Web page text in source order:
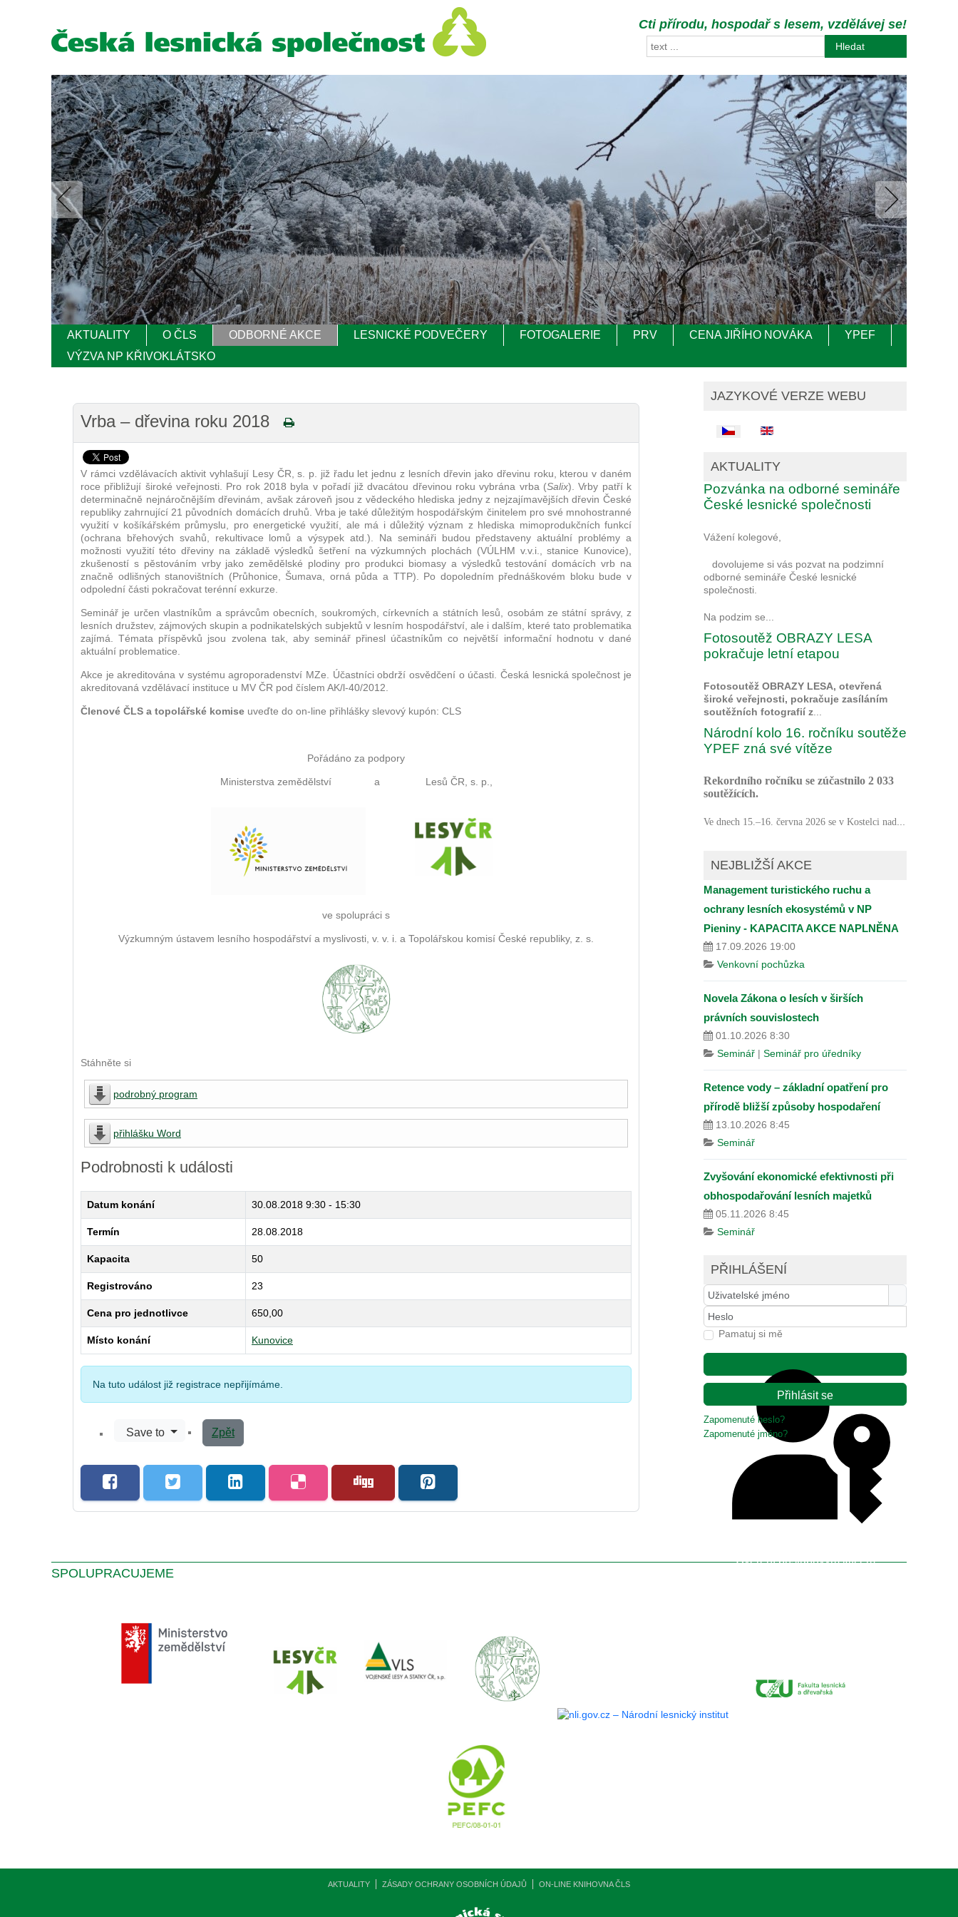
Cti přírodu, hospodař s lesem, vzdělávej se!
Hledat
AKTUALITY O ČLS ODBORNÉ AKCE LESNICKÉ PODVEČERY FOTOGALERIE PRV CENA JIŘÍHO NOVÁKA
YPEF
VÝZVA NP KŘIVOKLÁTSKO
Vrba – dřevina roku 2018
V rámci vzdělávacích aktivit vyhlašují Lesy ČR, s. p. již řadu let jednu z lesních dřevin jako dřevinu roku, kterou v daném
roce přibližují široké veřejnosti. Pro rok 2018 byla v pořadí již dvacátou dřevinou roku vybrána vrba (Salix). Vrby patří k
determinačně nejnáročnějším dřevinám, avšak zároveň jsou z vědeckého hlediska jedny z nejzajímavějších dřevin České
republiky zahrnující 21 původních domácích druhů. Vrba je také důležitým hospodářským činitelem pro své mnohostranné
využití v košíkářském průmyslu, pro energetické využití, ale má i důležitý význam z hlediska mimoprodukčních funkcí
(ochrana břehových svahů, rekultivace lomů a výsypek atd.). Na semináři budou představeny aktuální problémy a
možnosti využití této dřeviny na základě výsledků šetření na výzkumných plochách (VÚLHM v.v.i., stanice Kunovice),
zkušeností s pěstováním vrby jako zemědělské plodiny pro produkci biomasy a výsledků testování domácích vrb na
značně odlišných stanovištních (Průhonice, Šumava, orná půda a TTP). Po dopoledním přednáškovém bloku bude v
odpolední části pokračovat terénní exkurze.
Seminář je určen vlastníkům a správcům obecních, soukromých, církevních a státních lesů, osobám ze státní správy, z
lesních družstev, zájmových skupin a podnikatelských subjektů v lesním hospodářství, ale i dalším, které tato problematika
zajímá. Témata příspěvků jsou zvolena tak, aby seminář přinesl účastníkům co největší informační hodnotu v dané
aktuální problematice.
Akce je akreditována v systému agroporadenství MZe. Účastníci obdrží osvědčení o účasti. Česká lesnická společnost je
akreditovaná vzdělávací instituce u MV ČR pod číslem AK/l-40/2012.
Členové ČLS a topolářské komise uveďte do on-line přihlášky slevový kupón: CLS
Pořádáno za podpory
Ministerstva zemědělství a Lesů ČR, s. p.,
ve spolupráci s
Výzkumným ústavem lesního hospodářství a myslivosti, v. v. i. a Topolářskou komisí České republiky, z. s.
Stáhněte si
podrobný program
přihlášku Word
Podrobnosti k události
Datum konání 30.08.2018 9:30 - 15:30
Termín 28.08.2018
Kapacita 50
Registrováno 23
Cena pro jednotlivce 650,00
Místo konání Kunovice
Na tuto událost již registrace nepřijímáme.
Save to Zpět
JAZYKOVÉ VERZE WEBU
AKTUALITY
Pozvánka na odborné semináře
České lesnické společnosti
Vážení kolegové,
dovolujeme si vás pozvat na podzimní
odborné semináře České lesnické
společnosti.
Na podzim se...
Fotosoutěž OBRAZY LESA
pokračuje letní etapou
Fotosoutěž OBRAZY LESA, otevřená
široké veřejnosti, pokračuje zasíláním
soutěžních fotografií z
Národní kolo 16. ročníku soutěže
YPEF zná své vítěze
Rekordního ročníku se zúčastnilo 2 033
soutěžících.
Ve dnech 15.–16. června 2026 se v Kostelci nad
NEJBLIŽŠÍ AKCE
Management turistického ruchu a
ochrany lesních ekosystémů v NP
Pieniny - KAPACITA AKCE NAPLNĚNA
17.09.2026 19:00
Venkovní pochůzka
Novela Zákona o lesích v širších
právních souvislostech
01.10.2026 8:30
Seminář | Seminář pro úředníky
Retence vody – základní opatření pro
přírodě bližší způsoby hospodaření
13.10.2026 8:45
Seminář
Zvyšování ekonomické efektivnosti při
obhospodařování lesních majetků
05.11.2026 8:45
Seminář
PŘIHLÁŠENÍ
Uživatelské jméno
Heslo
Pamatuj si mě
Ověření přístupovým klíčem
Přihlásit se
Zapomenuté heslo?
Zapomenuté jméno?
SPOLUPRACUJEME
AKTUALITY ZÁSADY OCHRANY OSOBNÍCH ÚDAJŮ ON-LINE KNIHOVNA ČLS